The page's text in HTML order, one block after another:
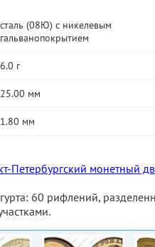
сталь (08Ю) с никелевым
гальванопокрытием
6.0 г
25.00 мм
1.80 мм
Петербургский монетный
60 рифлений,